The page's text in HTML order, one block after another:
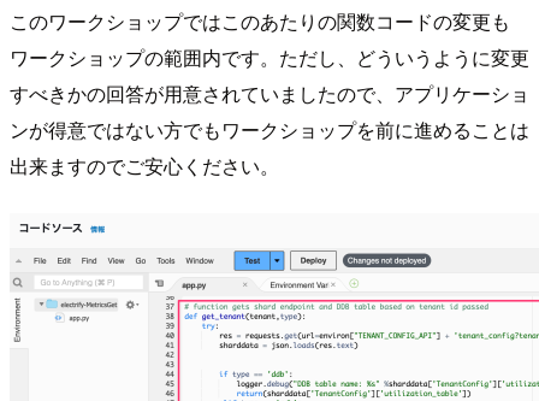
このワークショップではこのあたりの関数コードの変更も
ワークショップの範囲内です。ただし、どういうように変更
すべきかの回答が用意されていましたので、アプリケーショ
ンが得意ではない方でもワークショップを前に進めることは
出来ますのでご安心ください。